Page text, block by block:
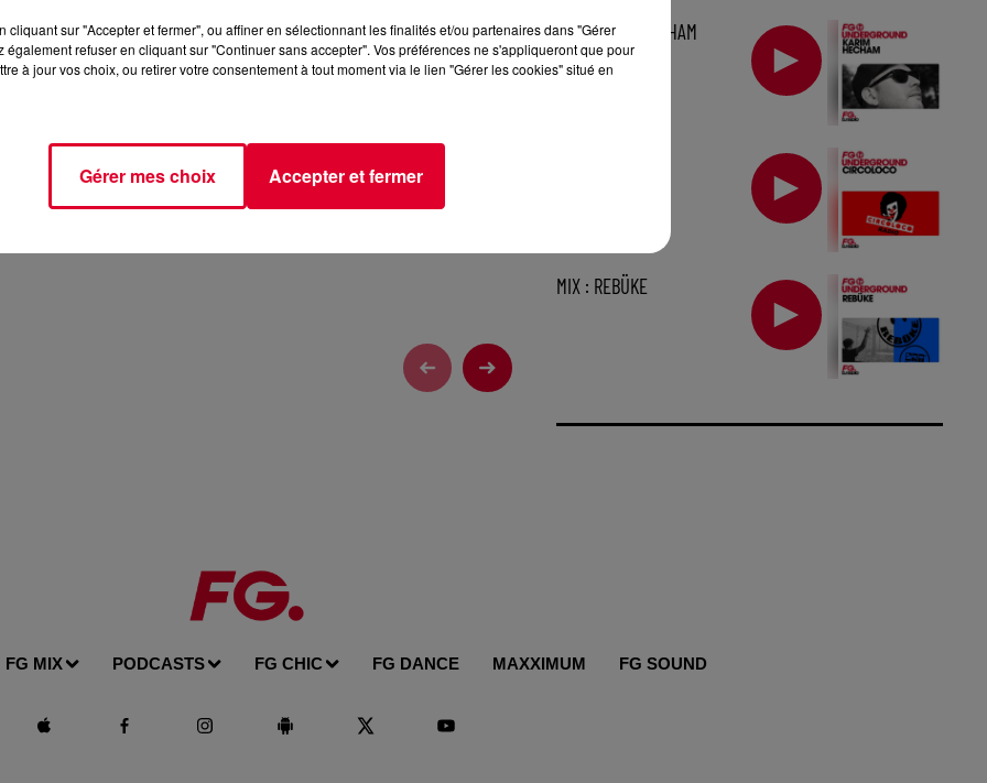
, 📱 et sur l’Application FG (IOS https://urlz.fr/hhZx
house et de découverte électronique
pour plus d'informations.
MIX : KARIM HECHAM
MIX : REBÜKE
FG MIX PODCASTS FG CHIC FG DANCE MAXXIMUM FG SOUND
cliquant sur "Accepter et fermer", ou affiner en sélectionnant les finalités et/ou partenaires dans "Gérer
également refuser en cliquant sur "Continuer sans accepter". Vos préférences ne s'appliqueront que pour
à jour vos choix, ou retirer votre consentement à tout moment via le lien "Gérer les cookies" situé en
Gérer mes choix Accepter et fermer